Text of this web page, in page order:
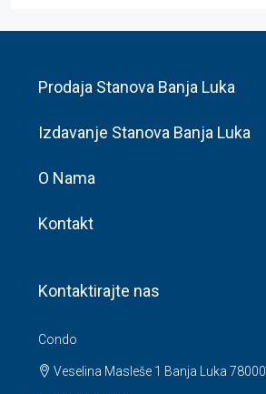
Prodaja Stanova Banja Luka
Izdavanje Stanova Banja Luka
O Nama
Kontakt
Kontaktirajte nas
Condo
Veselina Masleše 1 Banja Luka 78000